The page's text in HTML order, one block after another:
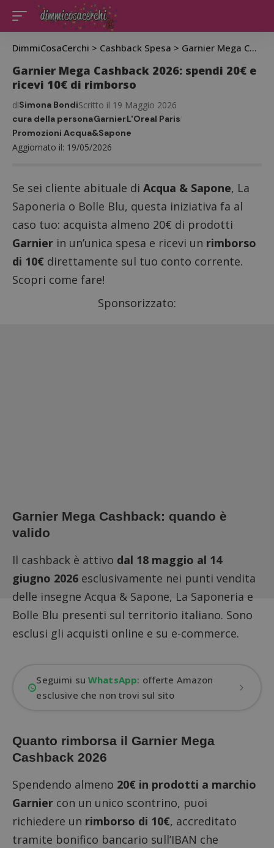
DimmiCosaCerchi > Cashback Spesa > Garnier Mega Cashback 2026: spendi 20€ e ricevi 10€ di rimborso
Garnier Mega Cashback 2026: spendi 20€ e
ricevi 10€ di rimborso
Aggiornato il: 19/05/2026
diSimona BondiScritto il 19 Maggio 2026
cura della personaGarnierL'Oreal Paris
Promozioni Acqua&Sapone
Se sei cliente abituale di Acqua & Sapone, La
Saponeria o Bolle Blu, questa iniziativa fa al
caso tuo: acquista almeno 20€ di prodotti
Garnier in un’unica spesa e ricevi un rimborso
di 10€ direttamente sul tuo conto corrente.
Scopri come fare!
Sponsorizzato:
Garnier Mega Cashback: quando è
valido
Il cashback è attivo dal 18 maggio al 14
giugno 2026 esclusivamente nei punti vendita
delle insegne Acqua & Sapone, La Saponeria e
Bolle Blu presenti sul territorio italiano. Sono
esclusi gli acquisti online e su e-commerce.
Seguimi suWhatsApp: offerte Amazon
esclusive che non trovi sul sito
Quanto rimborsa il Garnier Mega
Cashback 2026
Spendendo almeno 20€ in prodotti a marchio
Garnier con un unico scontrino, puoi
richiedere un rimborso di 10€, accreditato
tramite bonifico bancario sull’IBAN che